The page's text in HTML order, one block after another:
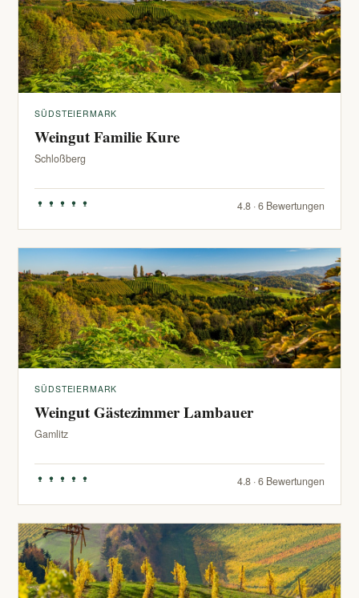
SÜDSTEIERMARK
Weingut Familie Kure
Schloßberg
4.8 · 6 Bewertungen
SÜDSTEIERMARK
Weingut Gästezimmer Lambauer
Gamlitz
4.8 · 6 Bewertungen